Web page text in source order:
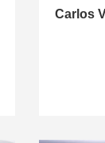
Carlos